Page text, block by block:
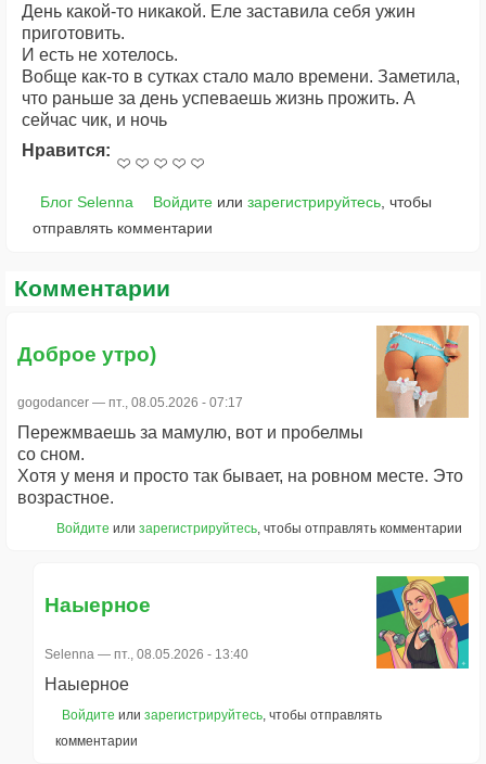
День какой-то никакой. Еле заставила себя ужин
приготовить.
И есть не хотелось.
Вобще как-то в сутках стало мало времени. Заметила,
что раньше за день успеваешь жизнь прожить. А
сейчас чик, и ночь
Нравится:
Блог Selenna Войдитеили зарегистрируйтесь, чтобы
отправлять комментарии
Комментарии
Доброе утро)
gogodancer — пт., 08.05.2026 - 07:17
Пережмваешь за мамулю, вот и пробелмы
со сном.
Хотя у меня и просто так бывает, на ровном месте. Это
возрастное.
Войдите или зарегистрируйтесь, чтобы отправлять комментарии
Наыерное
Selenna — пт., 08.05.2026 - 13:40
Наыерное
Войдите или зарегистрируйтесь , чтобы отправлять
комментарии